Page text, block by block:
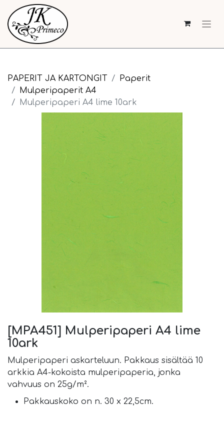
PAPERIT JA KARTONGIT
Paperit
Mulperipaperit A4
Mulperipaperi A4 lime 10ark
[MPA451] Mulperipaperi A4 lime
10ark
Mulperipaperi askarteluun. Pakkaus sisältää 10
arkkia A4-kokoista mulperipaperia, jonka
vahvuus on 25g/m².
Pakkauskoko on n. 30 x 22,5cm.